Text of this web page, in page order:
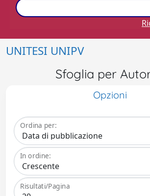
UNITESI UNIPV
Sfoglia per
Opzioni
Ordina per:
In ordine:
Risultati/Pagina